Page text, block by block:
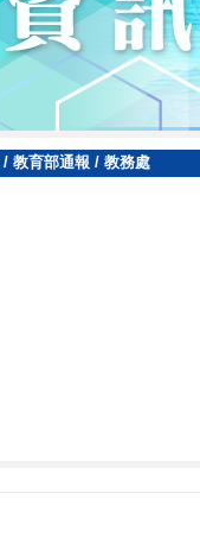
/ 教育部通報 / 教務處